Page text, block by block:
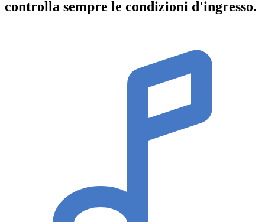
controlla sempre le condizioni d'ingresso.